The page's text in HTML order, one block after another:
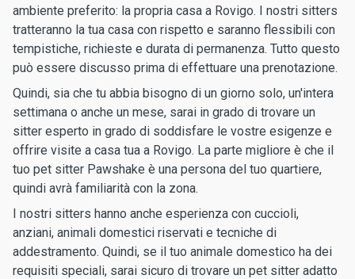
ambiente preferito: la propria casa a Rovigo. I nostri sitters
tratteranno la tua casa con rispetto e saranno flessibili con
tempistiche, richieste e durata di permanenza. Tutto questo
può essere discusso prima di effettuare una prenotazione.
Quindi, sia che tu abbia bisogno di un giorno solo, un'intera
settimana o anche un mese, sarai in grado di trovare un
sitter esperto in grado di soddisfare le vostre esigenze e
offrire visite a casa tua a Rovigo. La parte migliore è che il
tuo pet sitter Pawshake è una persona del tuo quartiere,
quindi avrà familiarità con la zona.
I nostri sitters hanno anche esperienza con cuccioli,
anziani, animali domestici riservati e tecniche di
addestramento. Quindi, se il tuo animale domestico ha dei
requisiti speciali, sarai sicuro di trovare un pet sitter adatto